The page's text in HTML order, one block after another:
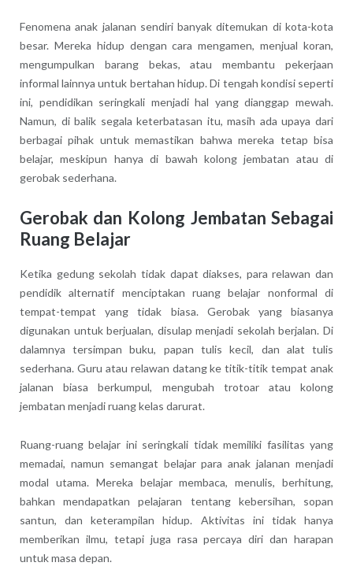
Fenomena anak jalanan sendiri banyak ditemukan di kota-kota
besar. Mereka hidup dengan cara mengamen, menjual koran,
mengumpulkan barang bekas, atau membantu pekerjaan
informal lainnya untuk bertahan hidup. Di tengah kondisi seperti
ini, pendidikan seringkali menjadi hal yang dianggap mewah.
Namun, di balik segala keterbatasan itu, masih ada upaya dari
berbagai pihak untuk memastikan bahwa mereka tetap bisa
belajar, meskipun hanya di bawah kolong jembatan atau di
gerobak sederhana.
Gerobak dan Kolong Jembatan Sebagai
Ruang Belajar
Ketika gedung sekolah tidak dapat diakses, para relawan dan
pendidik alternatif menciptakan ruang belajar nonformal di
tempat-tempat yang tidak biasa. Gerobak yang biasanya
digunakan untuk berjualan, disulap menjadi sekolah berjalan. Di
dalamnya tersimpan buku, papan tulis kecil, dan alat tulis
sederhana. Guru atau relawan datang ke titik-titik tempat anak
jalanan biasa berkumpul, mengubah trotoar atau kolong
jembatan menjadi ruang kelas darurat.
Ruang-ruang belajar ini seringkali tidak memiliki fasilitas yang
memadai, namun semangat belajar para anak jalanan menjadi
modal utama. Mereka belajar membaca, menulis, berhitung,
bahkan mendapatkan pelajaran tentang kebersihan, sopan
santun, dan keterampilan hidup. Aktivitas ini tidak hanya
memberikan ilmu, tetapi juga rasa percaya diri dan harapan
untuk masa depan.